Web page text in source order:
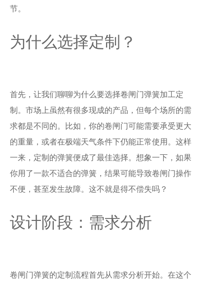
节。
为什么选择定制？
首先，让我们聊聊为什么要选择卷闸门弹簧加工定
制。市场上虽然有很多现成的产品，但每个场所的需
求都是不同的。比如，你的卷闸门可能需要承受更大
的重量，或者在极端天气条件下仍能正常使用。这样
一来，定制的弹簧便成了最佳选择。想象一下，如果
你用了一款不适合的弹簧，结果可能导致卷闸门操作
不便，甚至发生故障。这不就是得不偿失吗？
设计阶段：需求分析
卷闸门弹簧的定制流程首先从需求分析开始。在这个